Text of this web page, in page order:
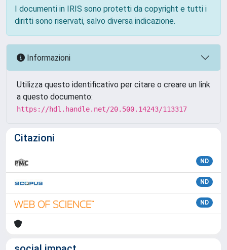
I documenti in IRIS sono protetti da copyright e tutti i
diritti sono riservati, salvo diversa indicazione.
Informazioni
Utilizza questo identificativo per citare o creare un link
a questo documento:
https://hdl.handle.net/20.500.14243/113317
Citazioni
ND
ND
ND